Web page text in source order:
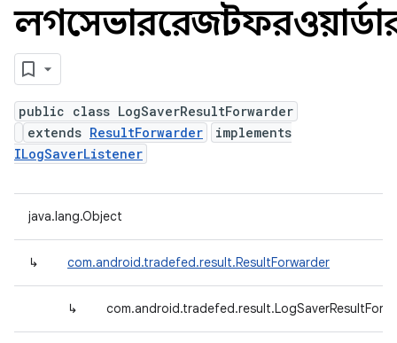
public class LogSaverResultForwarder
extends ResultForwarder
implements
ILogSaverListener
java.lang.Object
↳ com.android.tradefed.result.ResultForwarder
↳